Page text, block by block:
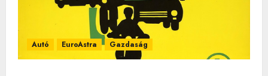
Autó EuroAstra Gazdaság